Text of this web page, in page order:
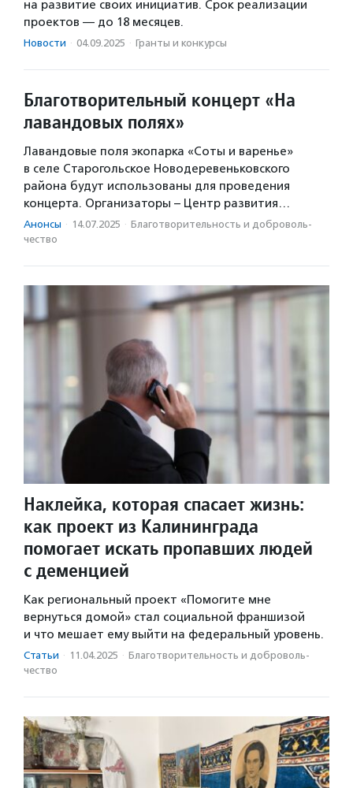
на развитие своих инициатив. Срок реализации
проектов — до 18 месяцев.
Новости · 04.09.2025 · Гранты и конкурсы
Благотворительный концерт «На
лавандовых полях»
Лавандовые поля экопарка «Соты и варенье»
в селе Старогольское Новодеревеньковского
района будут использованы для проведения
концерта. Организаторы – Центр развития…
Анонсы · 14.07.2025 · Благотвори­тель­ность и доброволь­
чест­во
Наклейка, которая спасает жизнь:
как проект из Калининграда
помогает искать пропавших людей
с деменцией
Как региональный проект «Помогите мне
вернуться домой» стал социальной франшизой
и что мешает ему выйти на федеральный уровень.
Статьи · 11.04.2025 · Благотвори­тель­ность и доброволь­
чест­во